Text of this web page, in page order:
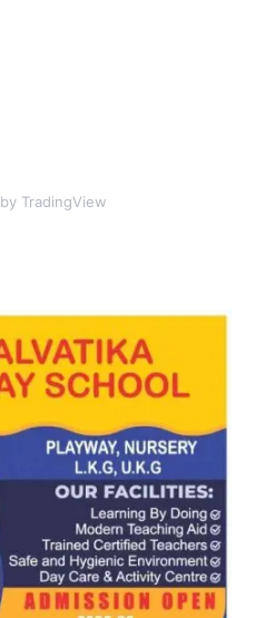
by TradingView